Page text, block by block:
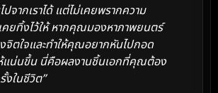
ปจากเราได้ แต่ไม่เคยพรากความ
คยทิ้งไว้ให้ หากคุณมองหาภาพยนตร์
งจิตใจและทำให้คุณอยากหันไปกอด
แน่นขึ้น นี่คือผลงานชิ้นเอกที่คุณต้อง
งในชีวิต”